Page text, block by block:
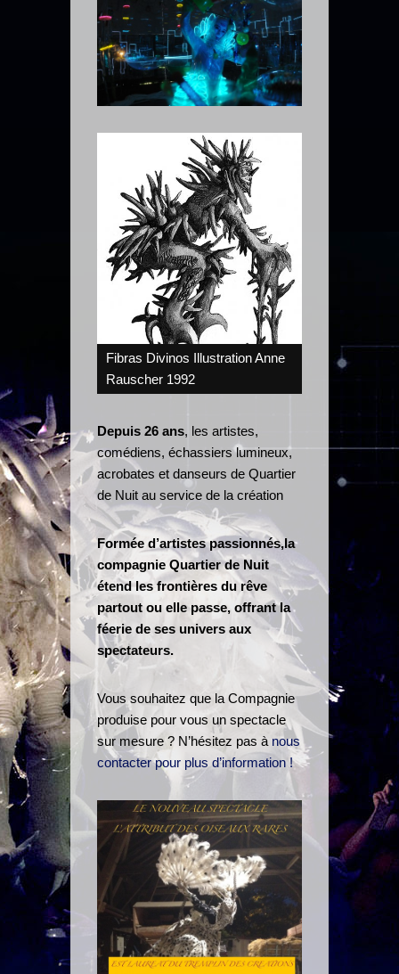
Fibras Divinos Illustration Anne
Rauscher 1992
Depuis 26 ans, les artistes,
comédiens, échassiers lumineux,
acrobates et danseurs de Quartier
de Nuit au service de la création
Formée d’artistes passionnés,la
compagnie Quartier de Nuit
étend les frontières du rêve
partout ou elle passe, offrant la
féerie de ses univers aux
spectateurs.
Vous souhaitez que la Compagnie
produise pour vous un spectacle
sur mesure ? N’hésitez pas à nous
contacter pour plus d’information !